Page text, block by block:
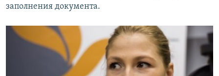
заполнения документа.